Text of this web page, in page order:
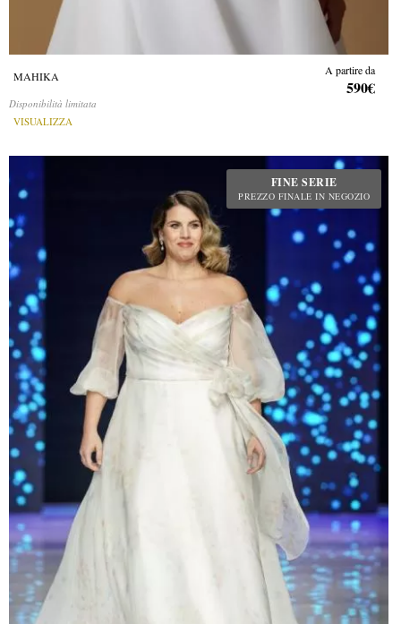
MAHIKA
Disponibilità limitata
VISUALIZZA
A partire da
590€
FINE SERIE
PREZZO FINALE IN NEGOZIO